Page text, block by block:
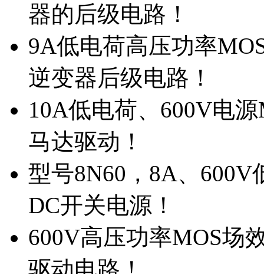
器的后级电路！
9A低电荷高压功率
逆变器后级电路！
10A低电荷、600V电
马达驱动！
型号8N60，8A、
DC开关电源！
600V高压功率MOS场